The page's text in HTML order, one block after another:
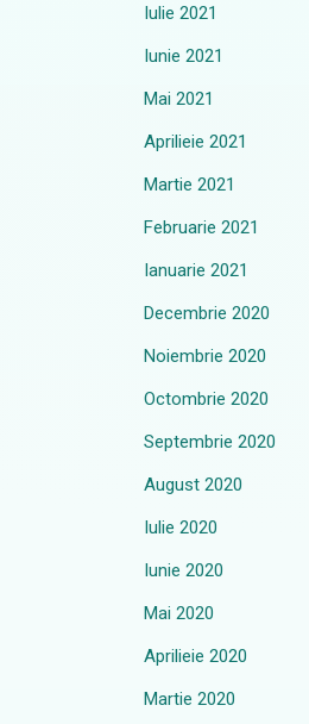
Iulie 2021
Iunie 2021
Mai 2021
Aprilieie 2021
Martie 2021
Februarie 2021
Ianuarie 2021
Decembrie 2020
Noiembrie 2020
Octombrie 2020
Septembrie 2020
August 2020
Iulie 2020
Iunie 2020
Mai 2020
Aprilieie 2020
Martie 2020